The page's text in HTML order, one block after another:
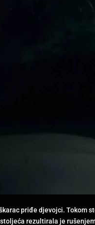
priđe djevojci. Tokom
rezultirala je